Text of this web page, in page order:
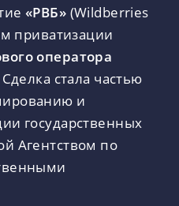
«РВБ» (Wildberries
приватизации
оператора
стала частью
и
государственных
Агентством по